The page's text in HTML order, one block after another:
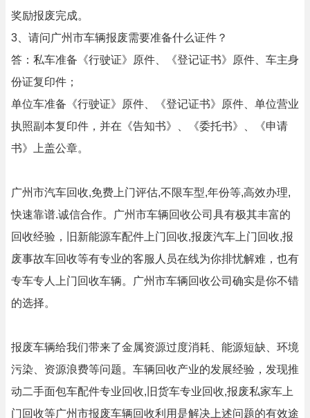
奖励报废完成。
3、请问广州市车辆报废需要准备什么证件？
答：私车准备《行驶证》原件、《登记证书》原件、车主身
份证复印件；
单位车准备《行驶证》原件、《登记证书》原件、单位营业
执照副本复印件，并在《告知书》、《委托书》、《申请
书》上盖公章。
广州市汽车回收,免费上门评估,不限车型,年份等,高效办理,
快速靠谱.诚信合作。广州市车辆回收公司具有极其丰富的
回收经验，旧新能源车配件上门回收,报废汽车上门回收,报
废事故车回收等有专业的客服人员在线为你排忧解难，也有
专车专人上门回收车辆。广州市车辆回收公司确实是你不错
的选择。
报废车辆给我们带来了金属资源过度消耗、能源短缺、环境
污染、资源浪费等问题。车辆回收产业的发展经验，发现推
动二手面包车配件专业回收,旧货车专业回收,报废私家车上
门回收等广州市报废车辆回收利用是解决上述问题的有效途